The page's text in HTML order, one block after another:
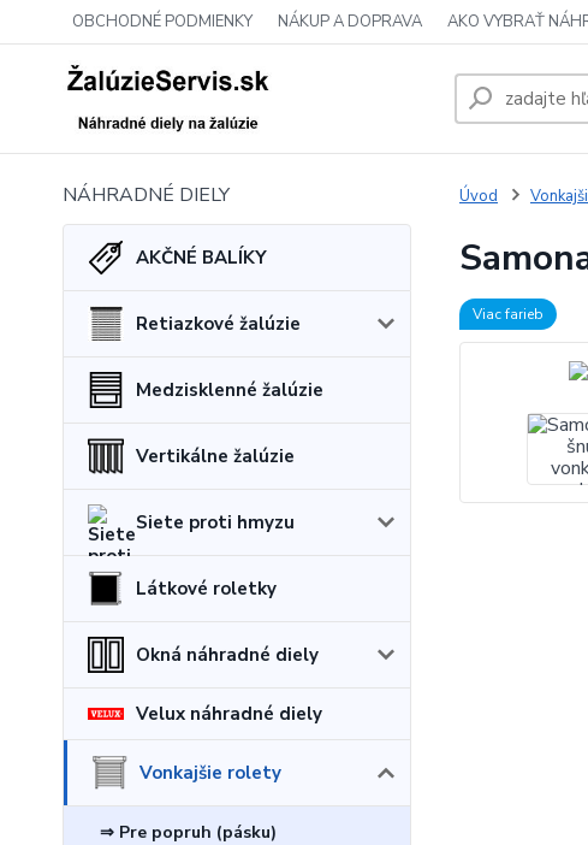
OBCHODNÉ PODMIENKY NÁKUP A DOPRAVA AKO VYBRAŤ
NÁHRADNÉ DIELY
AKČNÉ BALÍKY
Retiazkové žalúzie
Medzisklenné žalúzie
Vertikálne žalúzie
Siete proti hmyzu
Látkové roletky
Okná náhradné diely
Velux náhradné diely
Vonkajšie rolety
⇒ Pre popruh (pásku)
Úvod
Viac farieb